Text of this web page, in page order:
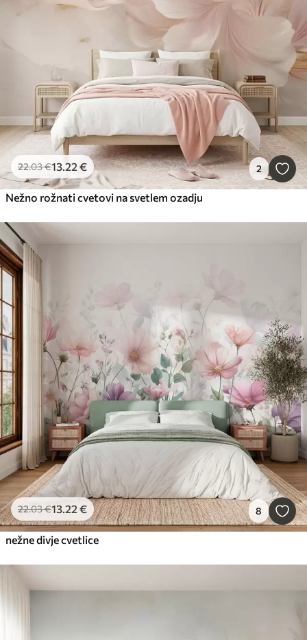
22.03€13.22 € 2
Nežno rožnati cvetovi na svetlem ozadju
22.03€13.22 € 8
nežne divje cvetlice